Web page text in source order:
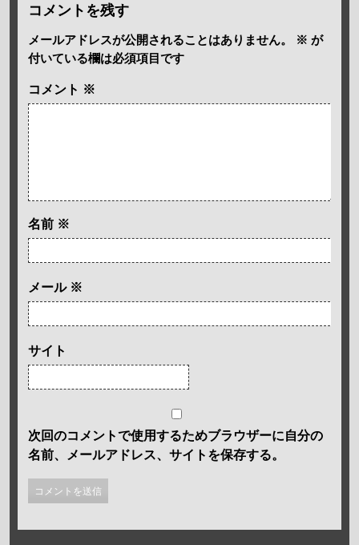
コメントを残す
メールアドレスが公開されることはありません。 ※ が
付いている欄は必須項目です
コメント ※
名前 ※
メール ※
サイト
次回のコメントで使用するためブラウザーに自分の
名前、メールアドレス、サイトを保存する。